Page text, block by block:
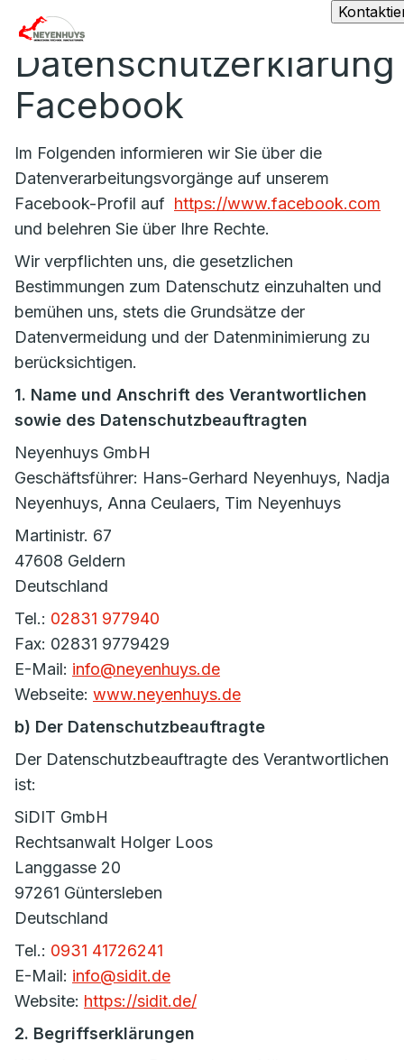
Datenschutzerklärung
Facebook
Im Folgenden informieren wir Sie über die
Datenverarbeitungsvorgänge auf unserem
Facebook-Profil auf https://www.facebook.com
und belehren Sie über Ihre Rechte.
Wir verpflichten uns, die gesetzlichen
Bestimmungen zum Datenschutz einzuhalten und
bemühen uns, stets die Grundsätze der
Datenvermeidung und der Datenminimierung zu
berücksichtigen.
1. Name und Anschrift des Verantwortlichen
sowie des Datenschutzbeauftragten
Neyenhuys GmbH
Geschäftsführer: Hans-Gerhard Neyenhuys, Nadja
Neyenhuys, Anna Ceulaers, Tim Neyenhuys
Martinistr. 67
47608 Geldern
Deutschland
Tel.: 02831 977940
Fax: 02831 9779429
E-Mail: info@neyenhuys.de
Webseite: www.neyenhuys.de
b) Der Datenschutzbeauftragte
Der Datenschutzbeauftragte des Verantwortlichen
ist:
SiDIT GmbH
Rechtsanwalt Holger Loos
Langgasse 20
97261 Güntersleben
Deutschland
Tel.: 0931 41726241
E-Mail: info@sidit.de
Website: https://sidit.de/
2. Begriffserklärungen